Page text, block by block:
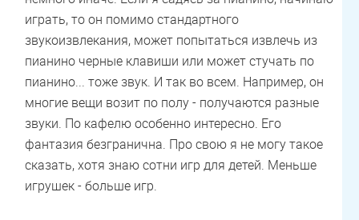
играть, то он помимо стандартного
звукоизвлекания, может попытаться извлечь из
пианино черные клавиши или может стучать по
пианино... тоже звук. И так во всем. Например, он
многие вещи возит по полу - получаются разные
звуки. По кафелю особенно интересно. Его
фантазия безгранична. Про свою я не могу такое
сказать, хотя знаю сотни игр для детей. Меньше
игрушек - больше игр.